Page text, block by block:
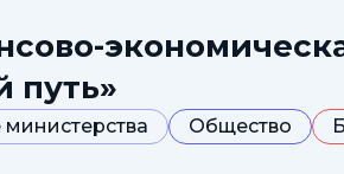
путь»
Общество